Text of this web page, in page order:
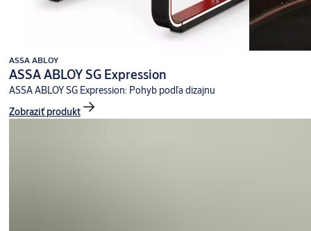
ASSA ABLOY
ASSA ABLOY SG Expression
ASSA ABLOY SG Expression: Pohyb podľa dizajnu
Zobraziť produkt